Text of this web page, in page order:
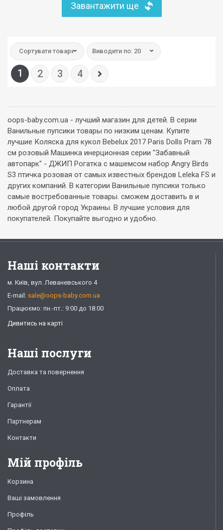
Завантажити ще
Сортувати товари: Виводити по: 20
1 2 3 4
oops-baby.com.ua - лучший магазин для детей. В серии
Ванильные пупсики товары по низким ценам. Купите
лучшие Коляска для кукол Bebelux 2017 Paris Dolls Pram 78
см розовый Машинка инерционная серии "Забавный
автопарк" - ДЖИП Рогатка с машемсом набор Angry Birds
S3 птичка розовая от самых известных брендов Leleka FS и
других компаний. В категории Ванильные пупсики только
самые востребованные товары. сможем доставить в и
любой другой город Украины. В лучшие условия для
покупателей. Покупайте выгодно и удобно.
Наші контакти
м. Київ, вул. Леваневського 4
E-mail: sale@oops-baby.com.ua
Працюємо: пн.-пт.: 9:00 до 18:00
Дивитись на карті
Наші послуги
Доставка та повернення
Оплата
Гарантії
Партнерам
Контакти
Мій профіль
Корзина
Ваші замовлення
Профіль